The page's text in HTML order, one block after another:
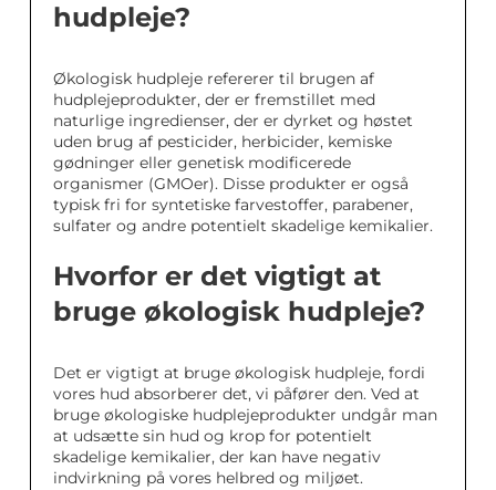
hudpleje?
Økologisk hudpleje refererer til brugen af
hudplejeprodukter, der er fremstillet med
naturlige ingredienser, der er dyrket og høstet
uden brug af pesticider, herbicider, kemiske
gødninger eller genetisk modificerede
organismer (GMOer). Disse produkter er også
typisk fri for syntetiske farvestoffer, parabener,
sulfater og andre potentielt skadelige kemikalier.
Hvorfor er det vigtigt at
bruge økologisk hudpleje?
Det er vigtigt at bruge økologisk hudpleje, fordi
vores hud absorberer det, vi påfører den. Ved at
bruge økologiske hudplejeprodukter undgår man
at udsætte sin hud og krop for potentielt
skadelige kemikalier, der kan have negativ
indvirkning på vores helbred og miljøet.